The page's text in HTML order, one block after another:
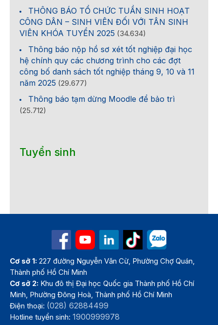
THÔNG BÁO TỔ CHỨC TUẦN SINH HOẠT
CÔNG DÂN – SINH VIÊN ĐỐI VỚI TÂN SINH
VIÊN KHÓA TUYỂN 2025 (34.634)
Thông báo nộp hồ sơ xét tốt nghiệp đại học
hệ chính quy các chương trình cho các đợt
công bố danh sách tốt nghiệp tháng 9, 10 và 11
năm 2025 (29.677)
Thông báo tạm dừng Moodle để bảo trì
(25.712)
Tuyển sinh
Cơ sở 1: 227 đường Nguyễn Văn Cừ, Phường Chợ Quán,
Thành phố Hồ Chí Minh
Cơ sở 2: Khu đô thị Đại học Quốc gia Thành phố Hồ Chí
Minh, Phường Đông Hoà, Thành phố Hồ Chí Minh
Điện thoại: (028) 62884499
Hotline tuyển sinh:1900999978